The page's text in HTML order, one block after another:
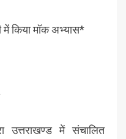
में किया मॉक अभ्यास*
उत्तराखण्ड में संचालित